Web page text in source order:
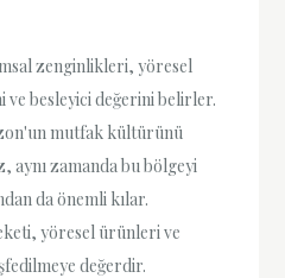
zenginlikleri, yöresel
besleyici değerini belirler.
mutfak kültürünü
aynı zamanda bu bölgeyi
da önemli kılar.
yöresel ürünleri ve
değerdir.